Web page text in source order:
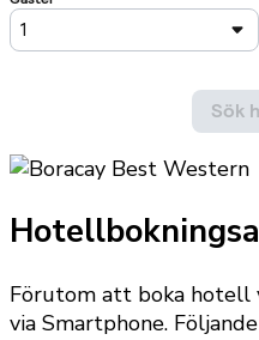
Förutom att boka hotell
via Smartphone.